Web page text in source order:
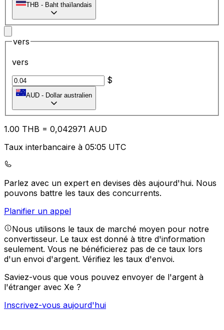
THB - Baht thaïlandais
vers
vers
$
AUD - Dollar australien
1.00 THB = 0,042971 AUD
Taux interbancaire à 05:05 UTC
Parlez avec un expert en devises dès aujourd'hui. Nous
pouvons battre les taux des concurrents.
Planifier un appel
Nous utilisons le taux de marché moyen pour notre
convertisseur. Le taux est donné à titre d'information
seulement. Vous ne bénéficierez pas de ce taux lors
d'un envoi d'argent. Vérifiez les taux d'envoi.
Saviez-vous que vous pouvez envoyer de l'argent à
l'étranger avec Xe ?
Inscrivez-vous aujourd'hui